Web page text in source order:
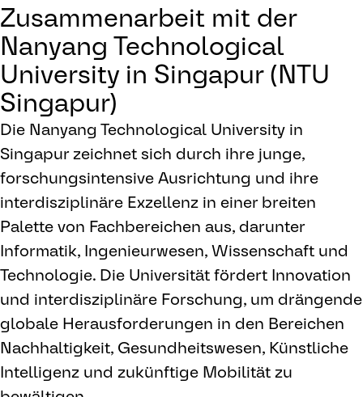
Zusammenarbeit mit der
Nanyang Technological
University in Singapur (NTU
Singapur)
Die Nanyang Technological University in
Singapur zeichnet sich durch ihre junge,
forschungsintensive Ausrichtung und ihre
interdisziplinäre Exzellenz in einer breiten
Palette von Fachbereichen aus, darunter
Informatik, Ingenieurwesen, Wissenschaft und
Technologie. Die Universität fördert Innovation
und interdisziplinäre Forschung, um drängende
globale Herausforderungen in den Bereichen
Nachhaltigkeit, Gesundheitswesen, Künstliche
Intelligenz und zukünftige Mobilität zu